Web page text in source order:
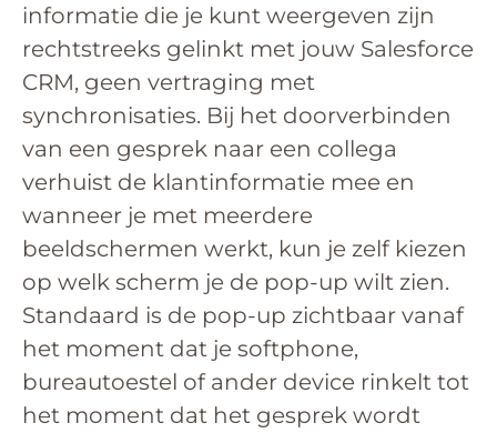
informatie die je kunt weergeven zijn
rechtstreeks gelinkt met jouw Salesforce
CRM, geen vertraging met
synchronisaties. Bij het doorverbinden
van een gesprek naar een collega
verhuist de klantinformatie mee en
wanneer je met meerdere
beeldschermen werkt, kun je zelf kiezen
op welk scherm je de pop-up wilt zien.
Standaard is de pop-up zichtbaar vanaf
het moment dat je softphone,
bureautoestel of ander device rinkelt tot
het moment dat het gesprek wordt